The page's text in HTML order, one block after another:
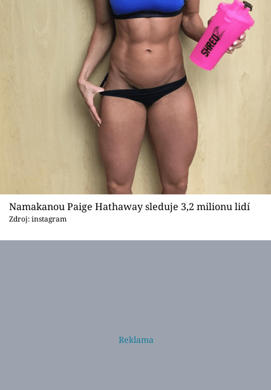
Namakanou Paige Hathaway sleduje 3,2 milionu lidí
Zdroj: instagram